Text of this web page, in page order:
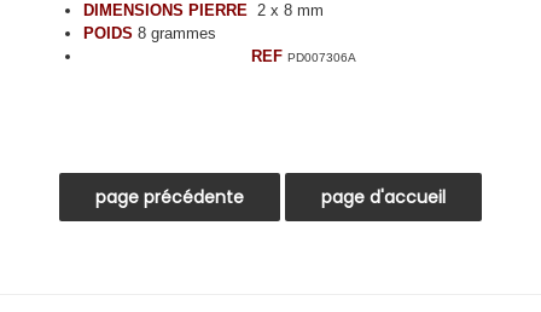
DIMENSIONS PIERRE 2 x 8 mm
POIDS 8 grammes
REF PD007306A